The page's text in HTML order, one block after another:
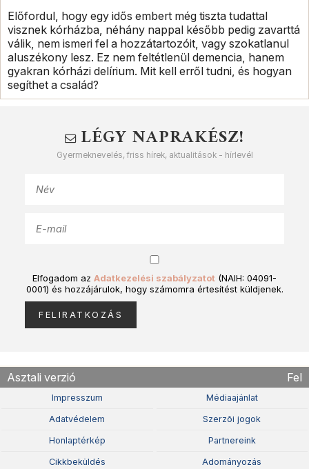
Előfordul, hogy egy idős embert még tiszta tudattal
visznek kórházba, néhány nappal később pedig zavarttá
válik, nem ismeri fel a hozzátartozóit, vagy szokatlanul
aluszékony lesz. Ez nem feltétlenül demencia, hanem
gyakran kórházi delírium. Mit kell erről tudni, és hogyan
segíthet a család?
LÉGY NAPRAKÉSZ!
Gyermeknevelés, friss hírek, aktualitások - hírlevél
Elfogadom az Adatkezelési szabályzatot (NAIH: 04091-
0001) és hozzájárulok, hogy számomra értesítést küldjenek.
Asztali verzió Fel
Impresszum Médiaajánlat
Adatvédelem Szerzõi jogok
Honlaptérkép Partnereink
Cikkbeküldés Adományozás